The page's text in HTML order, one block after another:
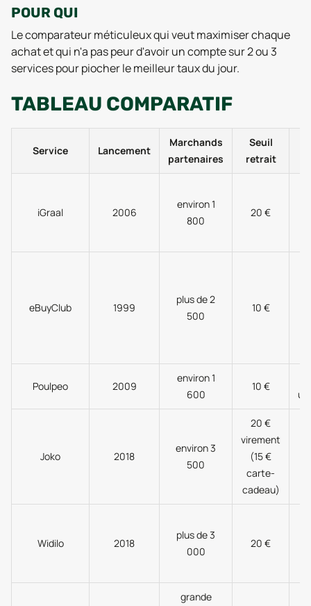
POUR QUI
Le comparateur méticuleux qui veut maximiser chaque
achat et qui n'a pas peur d'avoir un compte sur 2 ou 3
services pour piocher le meilleur taux du jour.
TABLEAU COMPARATIF
Service Lancement
Marchands
partenaires
Seuil
retrait
iGraal 2006
environ 1
800
20 €
eBuyClub 1999
plus de 2
500
10 €
Poulpeo 2009
environ 1
600
10 €
Joko 2018
environ 3
500
20 €
virement
(15 €
carte-
cadeau)
Widilo 2018
plus de 3
000
20 €
grande